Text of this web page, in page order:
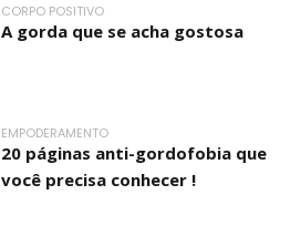
CORPO POSITIVO
A gorda que se acha gostosa
EMPODERAMENTO
20 páginas anti-gordofobia que
você precisa conhecer !